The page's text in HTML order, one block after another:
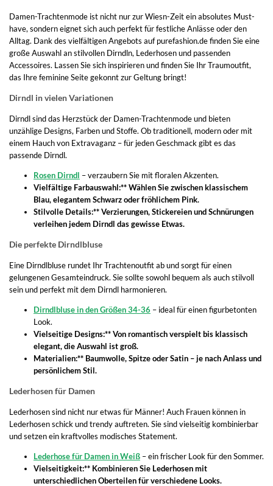
Damen-Trachtenmode ist nicht nur zur Wiesn-Zeit ein absolutes Must-
have, sondern eignet sich auch perfekt für festliche Anlässe oder den
Alltag. Dank des vielfältigen Angebots auf purefashion.de finden Sie eine
große Auswahl an stilvollen Dirndln, Lederhosen und passenden
Accessoires. Lassen Sie sich inspirieren und finden Sie Ihr Traumoutfit,
das Ihre feminine Seite gekonnt zur Geltung bringt!
Dirndl in vielen Variationen
Dirndl sind das Herzstück der Damen-Trachtenmode und bieten
unzählige Designs, Farben und Stoffe. Ob traditionell, modern oder mit
einem Hauch von Extravaganz – für jeden Geschmack gibt es das
passende Dirndl.
Rosen Dirndl – verzaubern Sie mit floralen Akzenten.
Vielfältige Farbauswahl:** Wählen Sie zwischen klassischem
Blau, elegantem Schwarz oder fröhlichem Pink.
Stilvolle Details:** Verzierungen, Stickereien und Schnürungen
verleihen jedem Dirndl das gewisse Etwas.
Die perfekte Dirndlbluse
Eine Dirndlbluse rundet Ihr Trachtenoutfit ab und sorgt für einen
gelungenen Gesamteindruck. Sie sollte sowohl bequem als auch stilvoll
sein und perfekt mit dem Dirndl harmonieren.
Dirndlbluse in den Größen 34-36 – ideal für einen figurbetonten
Look.
Vielseitige Designs:** Von romantisch verspielt bis klassisch
elegant, die Auswahl ist groß.
Materialien:** Baumwolle, Spitze oder Satin – je nach Anlass und
persönlichem Stil.
Lederhosen für Damen
Lederhosen sind nicht nur etwas für Männer! Auch Frauen können in
Lederhosen schick und trendy auftreten. Sie sind vielseitig kombinierbar
und setzen ein kraftvolles modisches Statement.
Lederhose für Damen in Weiß – ein frischer Look für den Sommer.
Vielseitigkeit:** Kombinieren Sie Lederhosen mit
unterschiedlichen Oberteilen für verschiedene Looks.